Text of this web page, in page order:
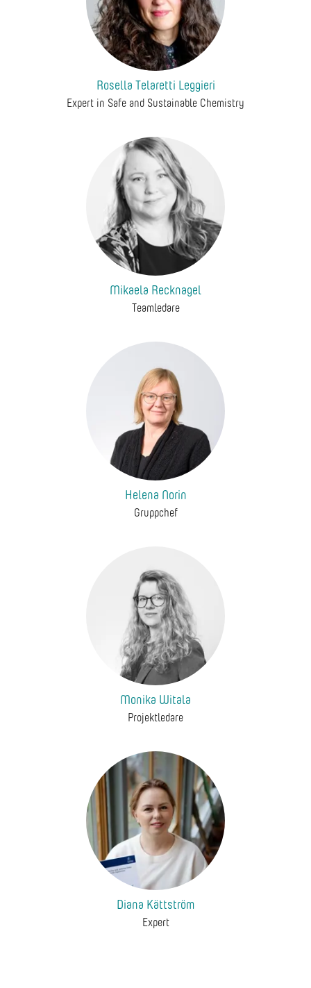
Rosella Telaretti Leggieri
Expert in Safe and Sustainable Chemistry
Mikaela Recknagel
Teamledare
Helena Norin
Gruppchef
Monika Witala
Projektledare
Diana Kättström
Expert